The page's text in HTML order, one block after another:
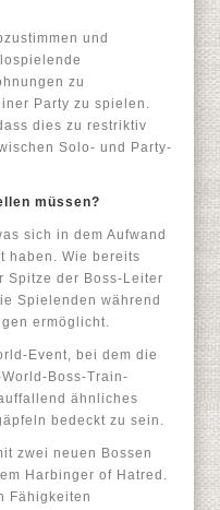
und
zu
Party zu spielen.
dies zu restriktiv
Solo- und Party-
müssen?
sich in dem Aufwand
haben. Wie bereits
Spitze der Boss-Leiter
Spielenden während
ermöglicht.
Event, bei dem die
Boss-Train-
ähnliches
bedeckt zu sein.
zwei neuen Bossen
Harbinger of Hatred.
Fähigkeiten